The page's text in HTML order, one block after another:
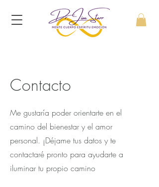
Contacto
Me gustaría poder orientarte en el
camino del bienestar y el amor
personal. ¡Déjame tus datos y te
contactaré pronto para ayudarte a
iluminar tu propio camino